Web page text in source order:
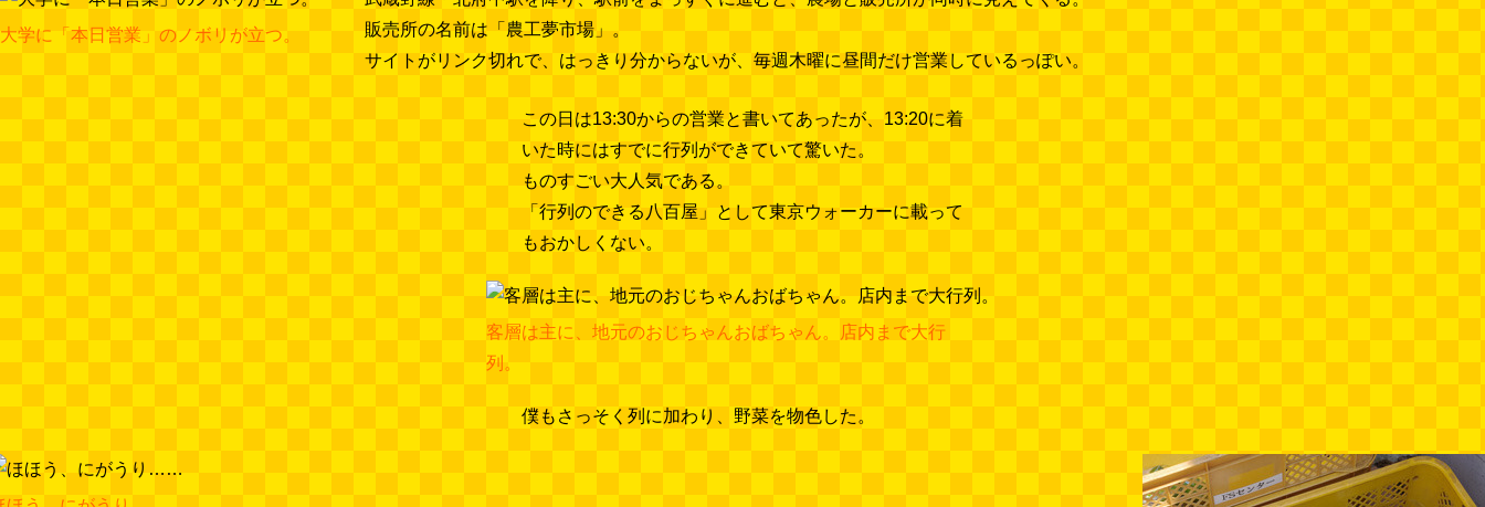
大学に「本日営業」のノボリが立つ。
販売所の名前は「農工夢市場」。
サイトがリンク切れで、はっきり分からないが、毎週木曜に昼間だけ営業しているっぽい。
この日は13:30からの営業と書いてあったが、13:20に着
いた時にはすでに行列ができていて驚いた。
ものすごい大人気である。
「行列のできる八百屋」として東京ウォーカーに載って
もおかしくない。
客層は主に、地元のおじちゃんおばちゃん。店内まで大行
列。
僕もさっそく列に加わり、野菜を物色した。